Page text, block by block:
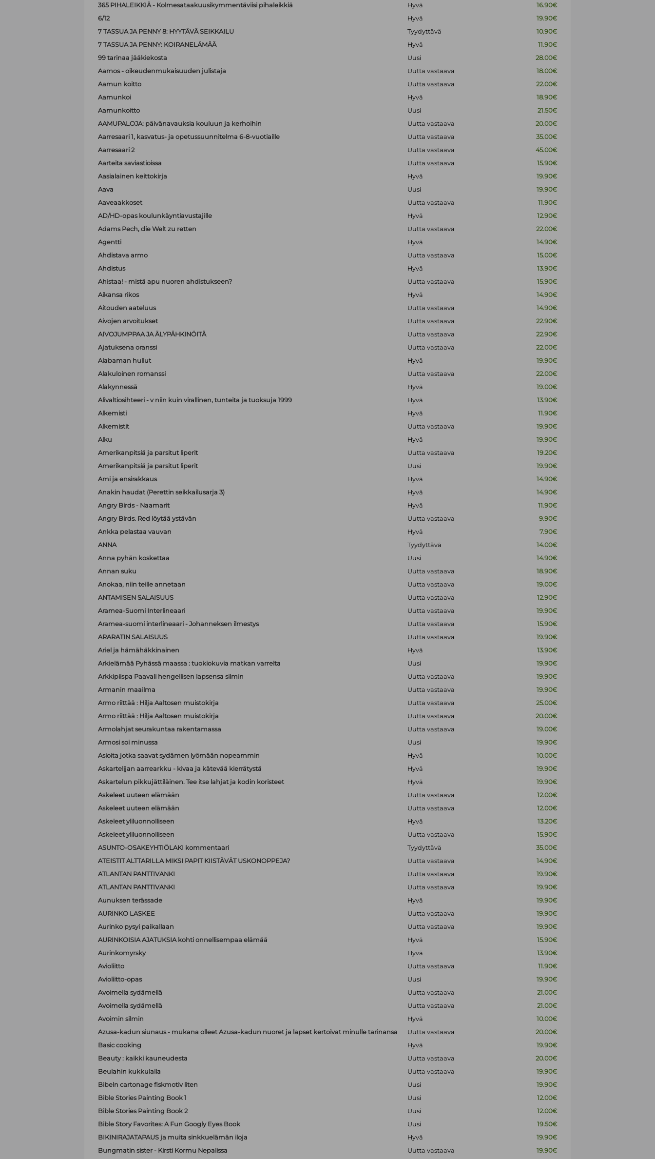
365 PIHALEIKKIÄ - Kolmesataakuusikymmentäviisi pihaleikkiä
Hyvä
16.90€
6/12
Hyvä
19.90€
7 TASSUA JA PENNY 8: HYYTÄVÄ SEIKKAILU
Tyydyttävä
10.90€
7 TASSUA JA PENNY: KOIRANELÄMÄÄ
Hyvä
11.90€
99 tarinaa jääkiekosta
Uusi
28.00€
Aamos - oikeudenmukaisuuden julistaja
Uutta vastaava
18.00€
Aamun koitto
Uutta vastaava
22.00€
Aamunkoi
Hyvä
18.90€
Aamunkoitto
Uusi
21.50€
AAMUPALOJA: päivänavauksia kouluun ja kerhoihin
Uutta vastaava
20.00€
Aarresaari 1, kasvatus- ja opetussuunnitelma 6-8-vuotiaille
Uutta vastaava
35.00€
Aarresaari 2
Uutta vastaava
45.00€
Aarteita saviastioissa
Uutta vastaava
15.90€
Aasialainen keittokirja
Hyvä
19.90€
Aava
Uusi
19.90€
Aaveaakkoset
Uutta vastaava
11.90€
AD/HD-opas koulunkäyntiavustajille
Hyvä
12.90€
Adams Pech, die Welt zu retten
Uutta vastaava
22.00€
Agentti
Hyvä
14.90€
Ahdistava armo
Uutta vastaava
15.00€
Ahdistus
Hyvä
13.90€
Ahistaa! - mistä apu nuoren ahdistukseen?
Uutta vastaava
15.90€
Aikansa rikos
Hyvä
14.90€
Aitouden aateluus
Uutta vastaava
14.90€
Aivojen arvoitukset
Uutta vastaava
22.90€
AIVOJUMPPAA JA ÄLYPÄHKINÖITÄ
Uutta vastaava
22.90€
Ajatuksena oranssi
Uutta vastaava
22.00€
Alabaman hullut
Hyvä
19.90€
Alakuloinen romanssi
Uutta vastaava
22.00€
Alakynnessä
Hyvä
19.00€
Alivaltiosihteeri - v niin kuin virallinen, tunteita ja tuoksuja 1999
Hyvä
13.90€
Alkemisti
Hyvä
11.90€
Alkemistit
Uutta vastaava
19.90€
Alku
Hyvä
19.90€
Amerikanpitsiä ja parsitut liperit
Uutta vastaava
19.20€
Amerikanpitsiä ja parsitut liperit
Uusi
19.90€
Ami ja ensirakkaus
Hyvä
14.90€
Anakin haudat (Perettin seikkailusarja 3)
Hyvä
14.90€
Angry Birds - Naamarit
Hyvä
11.90€
Angry Birds. Red löytää ystävän
Uutta vastaava
9.90€
Ankka pelastaa vauvan
Hyvä
7.90€
ANNA
Tyydyttävä
14.00€
Anna pyhän koskettaa
Uusi
14.90€
Annan suku
Uutta vastaava
18.90€
Anokaa, niin teille annetaan
Uutta vastaava
19.00€
ANTAMISEN SALAISUUS
Uutta vastaava
12.90€
Aramea-Suomi Interlineaari
Uutta vastaava
19.90€
Aramea-suomi interlineaari - Johanneksen ilmestys
Uutta vastaava
15.90€
ARARATIN SALAISUUS
Uutta vastaava
19.90€
Ariel ja hämähäkkinainen
Hyvä
13.90€
Arkielämää Pyhässä maassa : tuokiokuvia matkan varrelta
Uusi
19.90€
Arkkipiispa Paavali hengellisen lapsensa silmin
Uutta vastaava
19.90€
Armanin maailma
Uutta vastaava
19.90€
Armo riittää : Hilja Aaltosen muistokirja
Uutta vastaava
25.00€
Armo riittää : Hilja Aaltosen muistokirja
Uutta vastaava
20.00€
Armolahjat seurakuntaa rakentamassa
Uutta vastaava
19.00€
Armosi soi minussa
Uusi
19.90€
Asioita jotka saavat sydämen lyömään nopeammin
Hyvä
10.00€
Askartelijan aarrearkku - kivaa ja kätevää kierrätystä
Hyvä
19.90€
Askartelun pikkujättiläinen. Tee itse lahjat ja kodin koristeet
Hyvä
19.90€
Askeleet uuteen elämään
Uutta vastaava
12.00€
Askeleet uuteen elämään
Uutta vastaava
12.00€
Askeleet yliluonnolliseen
Hyvä
13.20€
Askeleet yliluonnolliseen
Uutta vastaava
15.90€
ASUNTO-OSAKEYHTIÖLAKI kommentaari
Tyydyttävä
35.00€
ATEISTIT ALTTARILLA MIKSI PAPIT KIISTÄVÄT USKONOPPEJA?
Uutta vastaava
14.90€
ATLANTAN PANTTIVANKI
Uutta vastaava
19.90€
ATLANTAN PANTTIVANKI
Uutta vastaava
19.90€
Aunuksen terässade
Hyvä
19.90€
AURINKO LASKEE
Uutta vastaava
19.90€
Aurinko pysyi paikallaan
Uutta vastaava
19.90€
AURINKOISIA AJATUKSIA kohti onnellisempaa elämää
Hyvä
15.90€
Aurinkomyrsky
Hyvä
13.90€
Avioliitto
Uutta vastaava
11.90€
Avioliitto-opas
Uusi
19.90€
Avoimella sydämellä
Uutta vastaava
21.00€
Avoimella sydämellä
Uutta vastaava
21.00€
Avoimin silmin
Hyvä
10.00€
Azusa-kadun siunaus - mukana olleet Azusa-kadun nuoret ja lapset kertoivat minulle tarinansa
Uutta vastaava
20.00€
Basic cooking
Hyvä
19.90€
Beauty : kaikki kauneudesta
Uutta vastaava
20.00€
Beulahin kukkulalla
Uutta vastaava
19.90€
Bibeln cartonage fiskmotiv liten
Uusi
19.90€
Bible Stories Painting Book 1
Uusi
12.00€
Bible Stories Painting Book 2
Uusi
12.00€
Bible Story Favorites: A Fun Googly Eyes Book
Uusi
19.50€
BIKINIRAJATAPAUS ja muita sinkkuelämän iloja
Hyvä
19.90€
Bungmatin sister - Kirsti Kormu Nepalissa
Uutta vastaava 19.90€